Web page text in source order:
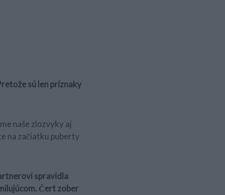
sú len príznaky
naše zlozvyky aj
na začiatku puberty
spravidla
Čert zober